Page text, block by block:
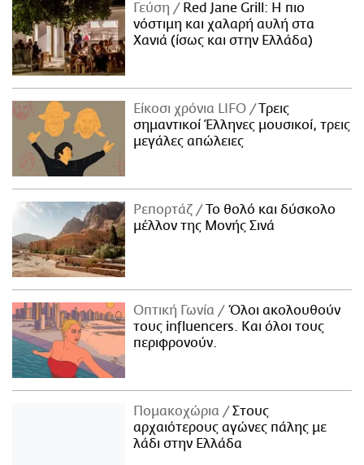
Γεύση
Red Jane Grill: Η πιο
νόστιμη και χαλαρή αυλή στα
Χανιά (ίσως και στην Ελλάδα)
Είκοσι χρόνια LIFO
Tρεις
σημαντικοί Έλληνες μουσικοί, τρεις
μεγάλες απώλειες
Ρεπορτάζ
Το θολό και δύσκολο
μέλλον της Μονής Σινά
Οπτική Γωνία
Όλοι ακολουθούν
τους influencers. Και όλοι τους
περιφρονούν.
Πομακοχώρια
Στους
αρχαιότερους αγώνες πάλης με
λάδι στην Ελλάδα